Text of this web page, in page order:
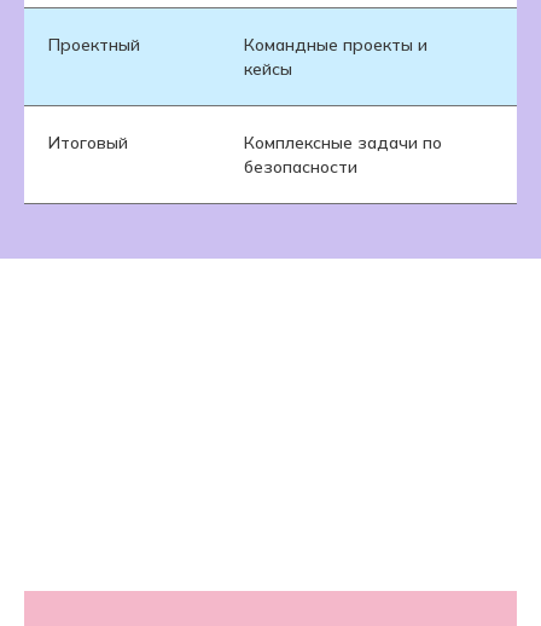
Проектный
Командные проекты и
кейсы
Итоговый
Комплексные задачи по
безопасности